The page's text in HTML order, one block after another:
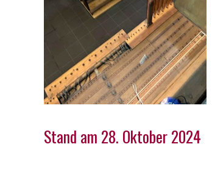
Stand am 28. Oktober 2024